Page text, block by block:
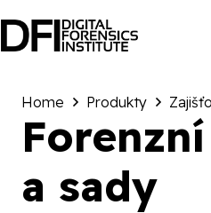
Home Produkty
a sady